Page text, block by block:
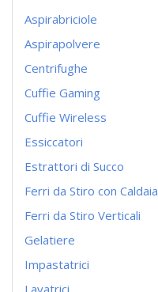
Aspirabriciole
Aspirapolvere
Centrifughe
Cuffie Gaming
Cuffie Wireless
Essiccatori
Estrattori di Succo
Ferri da Stiro con Caldaia
Ferri da Stiro Verticali
Gelatiere
Impastatrici
Lavatrici